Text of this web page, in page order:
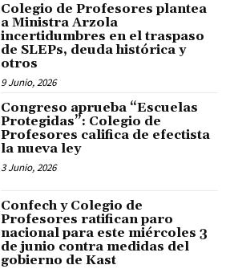
Colegio de Profesores plantea
a Ministra Arzola
incertidumbres en el traspaso
de SLEPs, deuda histórica y
otros
9 Junio, 2026
Congreso aprueba “Escuelas
Protegidas”: Colegio de
Profesores califica de efectista
la nueva ley
3 Junio, 2026
Confech y Colegio de
Profesores ratifican paro
nacional para este miércoles 3
de junio contra medidas del
gobierno de Kast